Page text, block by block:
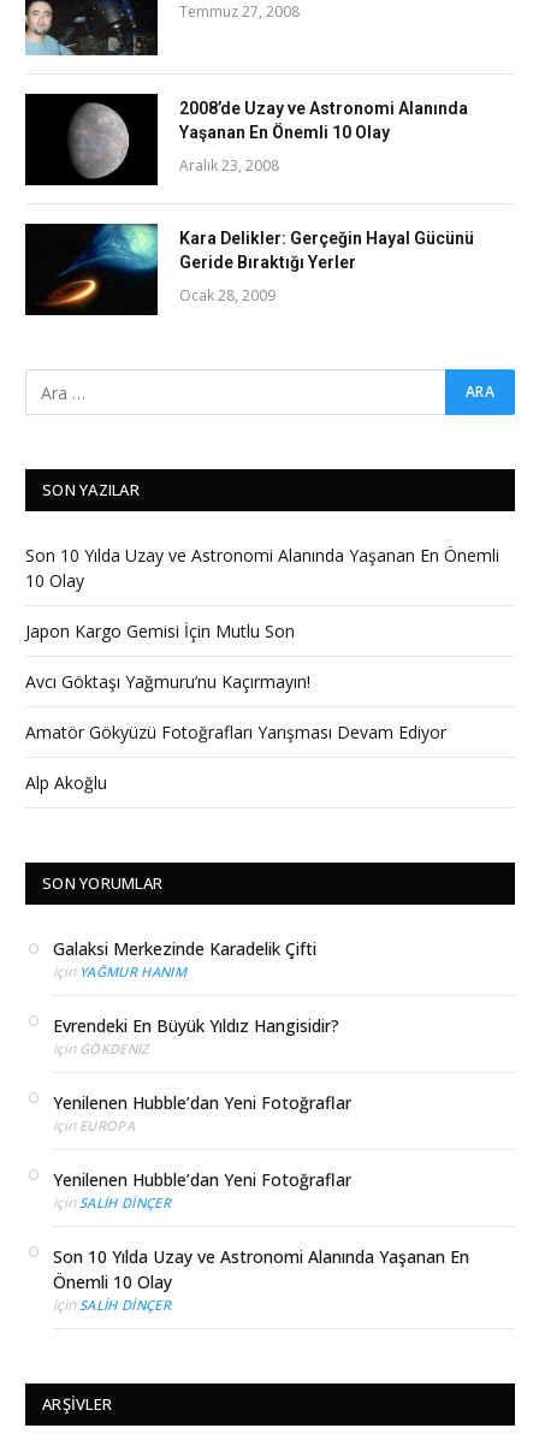
Temmuz 27, 2008
2008’de Uzay ve Astronomi Alanında
Yaşanan En Önemli 10 Olay
Aralık 23, 2008
Kara Delikler: Gerçeğin Hayal Gücünü
Geride Bıraktığı Yerler
Ocak 28, 2009
SON YAZILAR
Son 10 Yılda Uzay ve Astronomi Alanında Yaşanan En Önemli
10 Olay
Japon Kargo Gemisi İçin Mutlu Son
Avcı Göktaşı Yağmuru’nu Kaçırmayın!
Amatör Gökyüzü Fotoğrafları Yarışması Devam Ediyor
Alp Akoğlu
SON YORUMLAR
Galaksi Merkezinde Karadelik Çifti
için YAĞMUR HANIM
Evrendeki En Büyük Yıldız Hangisidir?
için GÖKDENIZ
Yenilenen Hubble’dan Yeni Fotoğraflar
için EUROPA
Yenilenen Hubble’dan Yeni Fotoğraflar
içinSALIH DINÇER
Son 10 Yılda Uzay ve Astronomi Alanında Yaşanan En
Önemli 10 Olay
içinSALIH DINÇER
ARŞIVLER